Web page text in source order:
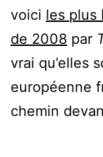
voici les plus
de 2008 par
vrai qu’elles
européenne
chemin